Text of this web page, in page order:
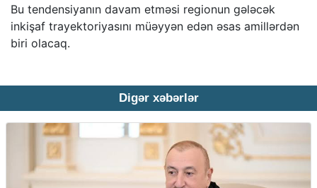
Bu tendensiyanın davam etməsi regionun gələcək
inkişaf trayektoriyasını müəyyən edən əsas amillərdən
biri olacaq.
Digər xəbərlər